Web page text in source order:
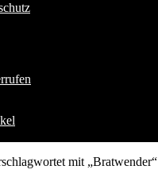
mit „Bratwender“